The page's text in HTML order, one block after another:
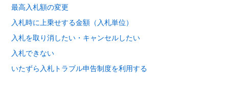
最高入札額の変更
入札時に上乗せする金額（入札単位）
入札を取り消したい・キャンセルしたい
入札できない
いたずら入札トラブル申告制度を利用する